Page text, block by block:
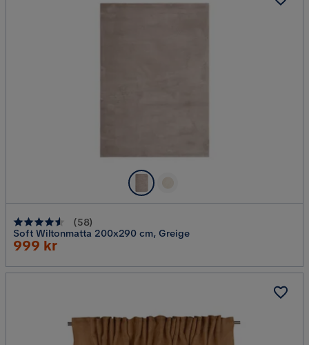
(58)
Soft Wiltonmatta 200x290 cm, Greige
Rabatterat
999 kr